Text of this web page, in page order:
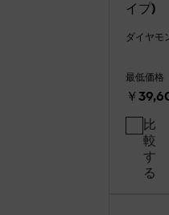
イプ)
ダイヤモ
最低価格
￥
比
較
す
る